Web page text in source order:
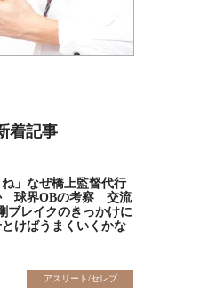
着記事
ね」なぜ橋上監督代行
球界OBの考察 交流
レイクのきっかけに
けばうまくいくかな
アスリート/セレブ